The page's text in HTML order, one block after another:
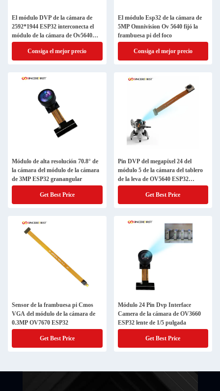
El módulo DVP de la cámara de
2592*1944 ESP32 interconecta el
módulo de la cámara de Ov5640
Mipi
Consiga el mejor precio
El módulo Esp32 de la cámara de
5MP Omnivision Ov 5640 fijó la
frambuesa pi del foco
Consiga el mejor precio
Módulo de alta resolución 70.8° de
la cámara del módulo de la cámara
de 3MP ESP32 granangular
Get Best Price
Pin DVP del megapíxel 24 del
módulo 5 de la cámara del tablero
de la leva de OV5640 ESP32
especialmente
Get Best Price
Sensor de la frambuesa pi Cmos
VGA del módulo de la cámara de
0.3MP OV7670 ESP32
Get Best Price
Módulo 24 Pin Dvp Interface
Camera de la cámara de OV3660
ESP32 lente de 1/5 pulgada
Get Best Price